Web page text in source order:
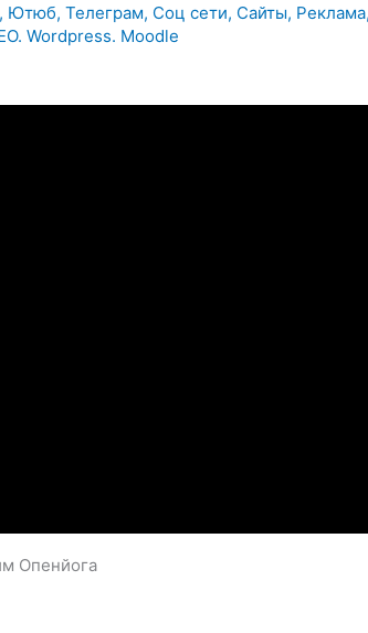
Телеграм, Соц сети, Сайты,
Wordpress. Moodle
Опенйога